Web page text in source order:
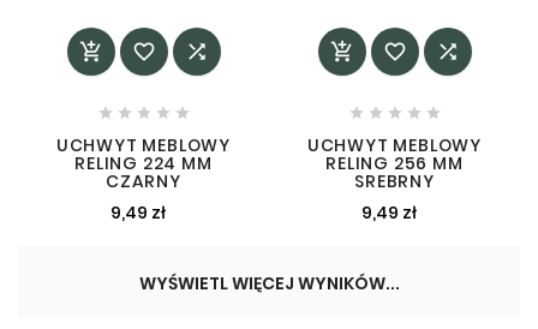
  
    
UCHWYT MEBLOWY
RELING 224 MM
CZARNY
9,49 zł
  
    
UCHWYT MEBLOWY
RELING 256 MM
SREBRNY
9,49 zł
WYŚWIETL WIĘCEJ WYNIKÓW...